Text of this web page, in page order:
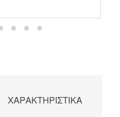
ΧΑΡΑΚΤΗΡΙΣΤΙΚΆ